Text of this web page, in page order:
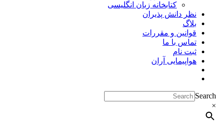
کتابخانه زبان انگلیسی
نظر دانش پذیران
بلاگ
قوانین و مقررات
تماس با ما
ثبت نام
هواپیمایی آران
Search
×